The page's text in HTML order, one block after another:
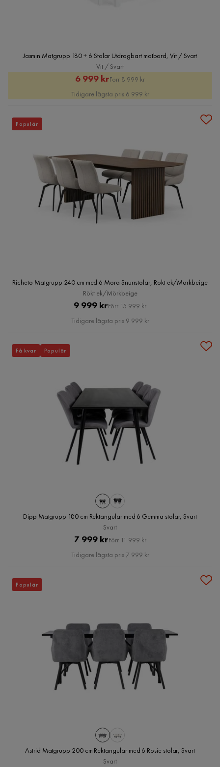
Jasmin Matgrupp 180 + 6 Stolar Utdragbart matbord, Vit / Svart
Vit / Svart
Rabatterat
Pris
6 999 krOriginal
Pris
Förr 8 999 kr
Tidigare lägsta pris 6 999 kr
Richeto Matgrupp 240 cm med 6 Mora Snurrstolar, Rökt ek/Mörkbeige
Rökt ek/Mörkbeige
Pris
9 999 krOriginal
Pris
Förr 15 999 kr
Tidigare lägsta pris 9 999 kr
Populär
Dipp Matgrupp 180 cm Rektangulär med 6 Gemma stolar, Svart
Svart
Pris
7 999 krOriginal
Pris
Förr 11 999 kr
Tidigare lägsta pris 7 999 kr
Få kvar Populär
Astrid Matgrupp 200 cm Rektangulär med 6 Rosie stolar, Svart
Svart
Populär